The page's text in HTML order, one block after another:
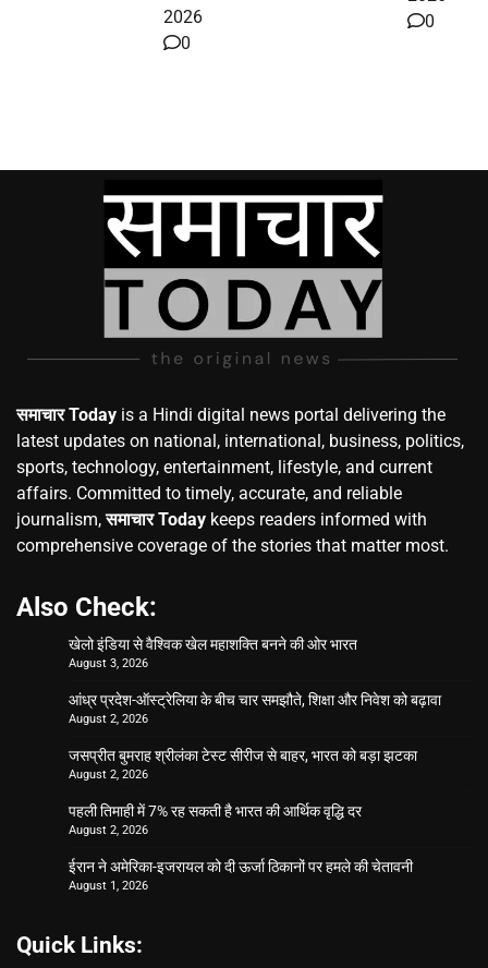
2026
0
0
समाचार Today is a Hindi digital news portal delivering the
latest updates on national, international, business, politics,
sports, technology, entertainment, lifestyle, and current
affairs. Committed to timely, accurate, and reliable
journalism,समाचार Today keeps readers informed with
comprehensive coverage of the stories that matter most.
Also Check:
खेलो इंडिया से वैश्विक खेल महाशक्ति बनने की ओर भारत
August 3, 2026
आंध्र प्रदेश-ऑस्ट्रेलिया के बीच चार समझौते, शिक्षा और निवेश को बढ़ावा
August 2, 2026
जसप्रीत बुमराह श्रीलंका टेस्ट सीरीज से बाहर, भारत को बड़ा झटका
August 2, 2026
पहली तिमाही में 7% रह सकती है भारत की आर्थिक वृद्धि दर
August 2, 2026
ईरान ने अमेरिका-इजरायल को दी ऊर्जा ठिकानों पर हमले की चेतावनी
August 1, 2026
Quick Links: